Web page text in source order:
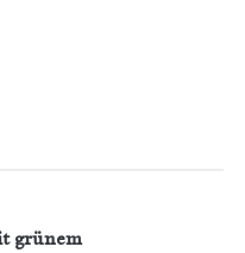
grünem